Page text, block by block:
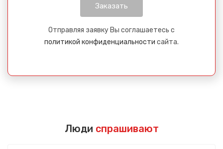
Отправляя заявку Вы соглашаетесь с
политикой конфиденциальности сайта.
Люди спрашивают